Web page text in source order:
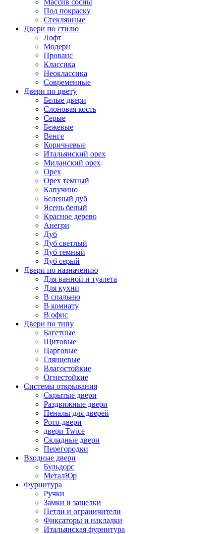
Под покраску
Стеклянные
Двери по стилю
Лофт
Модерн
Прованс
Классика
Неоклассика
Современные
Двери по цвету
Белые двери
Слоновая кость
Серые
Бежевые
Венге
Коричневые
Итальянский орех
Миланский орех
Орех
Орех темный
Капучино
Беленый дуб
Ясень белый
Красное дерево
Анегри
Дуб
Дуб светлый
Дуб темный
Дуб серый
Двери по назначению
Для ванной и туалета
Для кухни
В спальню
В комнату
В офис
Двери по типу
Багетные
Щитовые
Царговые
Глянцевые
Влагостойкие
Огнестойкие
Системы открывания
Скрытые двери
Раздвижные двери
Пеналы для дверей
Рото-двери
двери Twice
Складные двери
Перегородки
Входные двери
Бульдорс
МеталЮр
Фурнитура
Ручки
Замки и защелки
Петли и ограничители
Фиксаторы и накладки
Итальянская фурнитура